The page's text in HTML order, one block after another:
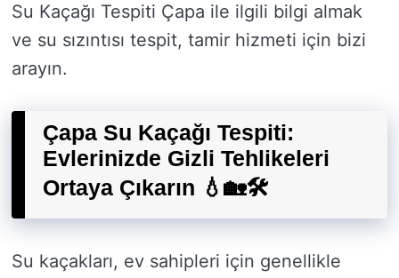
Su Kaçağı Tespiti Çapa ile ilgili bilgi almak
ve su sızıntısı tespit, tamir hizmeti için bizi
arayın.
Çapa Su Kaçağı Tespiti:
Evlerinizde Gizli Tehlikeleri
Ortaya Çıkarın 💧🏡🛠️
Su kaçakları, ev sahipleri için genellikle